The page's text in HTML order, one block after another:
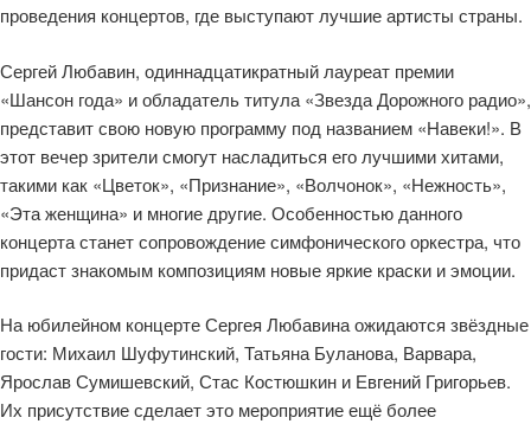
проведения концертов, где выступают лучшие артисты страны.
Сергей Любавин, одиннадцатикратный лауреат премии
«Шансон года» и обладатель титула «Звезда Дорожного радио»,
представит свою новую программу под названием «Навеки!». В
этот вечер зрители смогут насладиться его лучшими хитами,
такими как «Цветок», «Признание», «Волчонок», «Нежность»,
«Эта женщина» и многие другие. Особенностью данного
концерта станет сопровождение симфонического оркестра, что
придаст знакомым композициям новые яркие краски и эмоции.
На юбилейном концерте Сергея Любавина ожидаются звёздные
гости: Михаил Шуфутинский, Татьяна Буланова, Варвара,
Ярослав Сумишевский, Стас Костюшкин и Евгений Григорьев.
Их присутствие сделает это мероприятие ещё более